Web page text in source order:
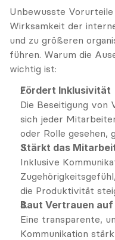
Unbewusste
Wirksamkeit der
und zu größeren
führen. Warum die
wichtig ist:
Fördert Inklusivität
Die Beseitigung von
sich jeder
oder Rolle
Stärkt das
Inklusive
die Produktivität
Baut Vertrauen auf
Eine transparente,
Kommunikation